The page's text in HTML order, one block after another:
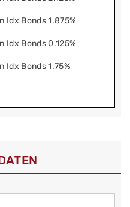
Idx Bonds 1.875%
Idx Bonds 0.125%
Idx Bonds 1.75%